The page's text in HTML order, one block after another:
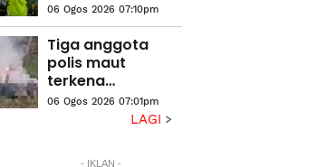
06 Ogos 2026 07:10pm
Tiga anggota
polis maut
terkena
renjatan elektrik
06 Ogos 2026 07:01pm
LAGI
- IKLAN -